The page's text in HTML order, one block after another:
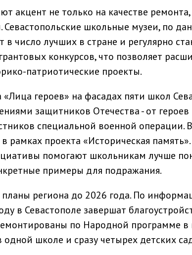
акцент не только на качестве
школьные музеи, по
в число лучших в стране и регулярно
конкурсов, что позволяет
патриотические проекты.
героев» на фасадах пяти школ
защитников Отечества - от
специальной военной операции.
рамках проекта «Историческая
помогают школьникам лучше
примеры для подражания.
региона до 2026 года. По
в Севастополе завершат
по Народной программе в
школе и сразу четырех детских